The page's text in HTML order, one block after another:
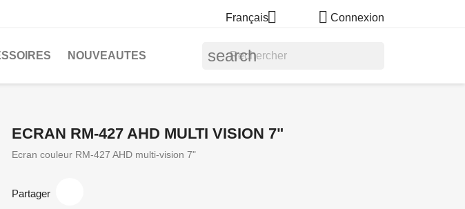
Français  Connexion
NOUVEAUTES search
ECRAN RM-427 AHD MULTI VISION 7"
Ecran couleur RM-427 AHD multi-vision 7"
Partager